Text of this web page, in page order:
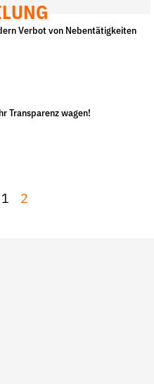
Verbot von Nebentätigkeiten
Transparenz wagen!
1 2